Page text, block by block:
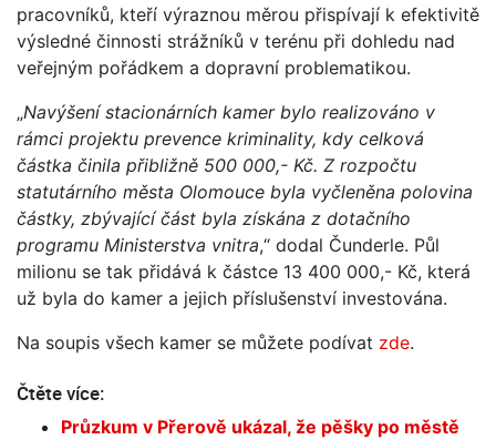
pracovníků, kteří výraznou měrou přispívají k efektivitě
výsledné činnosti strážníků v terénu při dohledu nad
veřejným pořádkem a dopravní problematikou.
„Navýšení stacionárních kamer bylo realizováno v
rámci projektu prevence kriminality, kdy celková
částka činila přibližně 500 000,- Kč. Z rozpočtu
statutárního města Olomouce byla vyčleněna polovina
částky, zbývající část byla získána z dotačního
programu Ministerstva vnitra,“ dodal Čunderle. Půl
milionu se tak přidává k částce 13 400 000,- Kč, která
už byla do kamer a jejich příslušenství investována.
Na soupis všech kamer se můžete podívat zde.
Čtěte více:
Průzkum v Přerově ukázal, že pěšky po městě